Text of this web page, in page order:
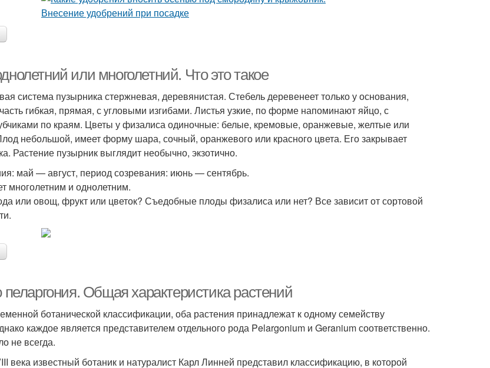
или многолетний. Что это такое
система пузырника стержневая, деревянистая. Стебель деревенеет только у основания,
гибкая, прямая, с угловыми изгибами. Листья узкие, по форме напоминают яйцо, с
по краям. Цветы у физалиса одиночные: белые, кремовые, оранжевые, желтые или
небольшой, имеет форму шара, сочный, оранжевого или красного цвета. Его закрывает
Растение пузырник выглядит необычно, экзотично.
май — август, период созревания: июнь — сентябрь.
многолетним и однолетним.
или овощ, фрукт или цветок? Съедобные плоды физалиса или нет? Все зависит от сортовой
пеларгония. Общая характеристика растений
ботанической классификации, оба растения принадлежат к одному семейству
каждое является представителем отдельного рода Pelargonium и Geranium соответственно.
не всегда.
века известный ботаник и натуралист Карл Линней представил классификацию, в которой